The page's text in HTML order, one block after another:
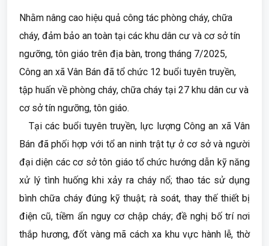
Nhằm nâng cao hiệu quả công tác phòng cháy, chữa
cháy, đảm bảo an toàn tại các khu dân cư và cơ sở tín
ngưỡng, tôn giáo trên địa bàn, trong tháng 7/2025,
Công an xã Vân Bán đã tổ chức 12 buổi tuyên truyền,
tập huấn về phòng cháy, chữa cháy tại 27 khu dân cư và
cơ sở tín ngưỡng, tôn giáo.
Tại các buổi tuyên truyền, lực lượng Công an xã Vân
Bán đã phối hợp với tổ an ninh trật tự ở cơ sở và người
đại diện các cơ sở tôn giáo tổ chức hướng dẫn kỹ năng
xử lý tình huống khi xảy ra cháy nổ; thao tác sử dụng
bình chữa cháy đúng kỹ thuật; rà soát, thay thế thiết bị
điện cũ, tiềm ẩn nguy cơ chập cháy; đề nghị bố trí nơi
thắp hương, đốt vàng mã cách xa khu vực hành lễ, thờ